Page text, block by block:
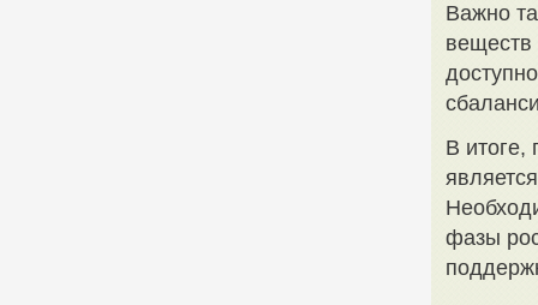
Важно
веществ
В итоге,
фазы